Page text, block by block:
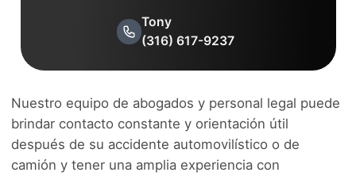
Tony
(316) 617-9237
Nuestro equipo de abogados y personal legal puede
brindar contacto constante y orientación útil
después de su accidente automovilístico o de
camión y tener una amplia experiencia con